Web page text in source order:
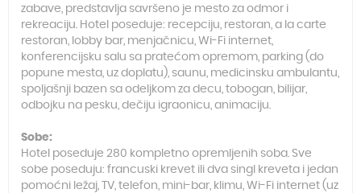
zabave, predstavlja savršeno je mesto za odmor i
rekreaciju. Hotel poseduje: recepciju, restoran, a la carte
restoran, lobby bar, menjačnicu, Wi-Fi internet,
konferencijsku salu sa pratećom opremom, parking (do
popune mesta, uz doplatu), saunu, medicinsku ambulantu,
spoljašnji bazen sa odeljkom za decu, tobogan, bilijar,
odbojku na pesku, dečiju igraonicu, animaciju.
Sobe:
Hotel poseduje 280 kompletno opremljenih soba. Sve
sobe poseduju: francuski krevet ili dva singl kreveta i jedan
pomoćni ležaj, TV, telefon, mini-bar, klimu, Wi-Fi internet (uz